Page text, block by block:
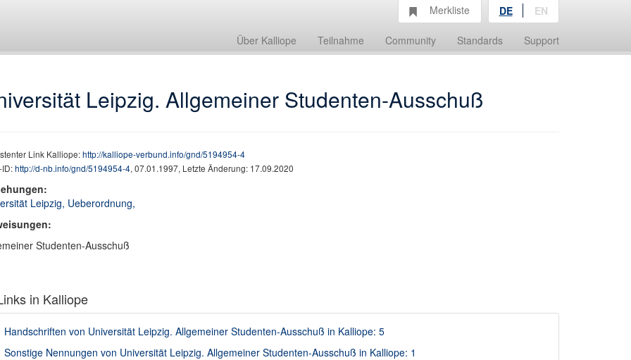
Über Kalliope Teilnahme Community Standards Support
Merkliste DE EN
Leipzig. Allgemeiner Studenten-Ausschuß
Link Kalliope:http://kalliope-verbund.info/gnd/5194954-4
http://d-nb.info/gnd/5194954-4, 07.01.1997, Letzte Änderung: 17.09.2020
Leipzig, Ueberordnung,
Studenten-Ausschuß
in Kalliope
Handschriften von Universität Leipzig. Allgemeiner Studenten-Ausschuß in Kalliope: 5
Sonstige Nennungen von Universität Leipzig. Allgemeiner Studenten-Ausschuß in Kalliope: 1